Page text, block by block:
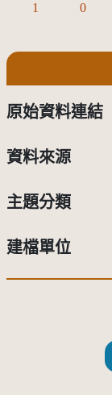
1 0
原始資料連結
資料來源
主題分類
建檔單位